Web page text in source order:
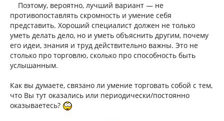
Поэтому, вероятно, лучший вариант — не
противопоставлять скромность и умение себя
представить. Хороший специалист должен не только
уметь делать дело, но и уметь объяснить другим, почему
его идеи, знания и труд действительно важны. Это не
столько про торговлю, сколько про способность быть
услышанным.
Как вы думаете, связано ли умение торговать собой с тем,
что Вы тут оказались или периодически/постоянно
оказываетесь?